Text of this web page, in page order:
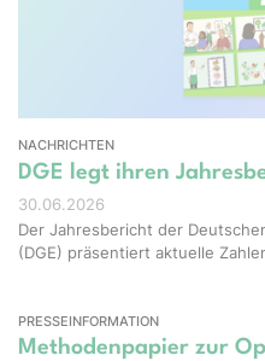
NACHRICHTEN
DGE legt ihren
30.06.2026
Der Jahresbericht der
(DGE) präsentiert aktuelle
PRESSEINFORMATION
Methodenpapier zur